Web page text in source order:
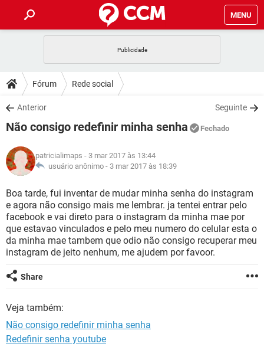
MENU
CELULAR
OUTLOOK
INSTAGRAM GMAIL
GUIA DE COMPRAS
DICAS
JOGOS
INSTAGRAM GMAIL
GUIA DE COMPRAS
DOWNLOADS
JOGOS WHATSAPP
CELULAR
OUTLOOK EXCEL
INSTAGRAM GMAIL
GUIA DE COMPRAS
JOGOS WHATSAPP
CELULAR
OUTLOOK EXCEL
INSTAGRAM GMAIL
GUIA DE COMPRAS
GLOSSÁRIO
WHATSAPP
CELULAR FACEBOOK
OUTLOOK EXCEL
INSTAGRAM GMAIL
GUIA DE COMPRAS
Fórum Rede social
Anterior Seguinte
Não consigo redefinir minha senha Fechado
patricialimaps - 3 mar 2017 às 13:44
usuário anônimo - 3 mar 2017 às 18:39
Boa tarde, fui inventar de mudar minha senha do instagram
e agora não consigo mais me lembrar. ja tentei entrar pelo
facebook e vai direto para o instagram da minha mae por
que estavao vinculados e pelo meu numero do celular esta o
da minha mae tambem que odio não consigo recuperar meu
instagram de jeito nenhum, me ajudem por favoor.
Share
Veja também:
Não consigo redefinir minha senha
Redefinir senha youtube